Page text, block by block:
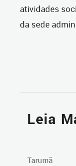
atividades
da sede
Leia
Tarumã